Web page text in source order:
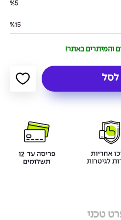
%5
%15
והמיתרים באתר!
לסל
טכני